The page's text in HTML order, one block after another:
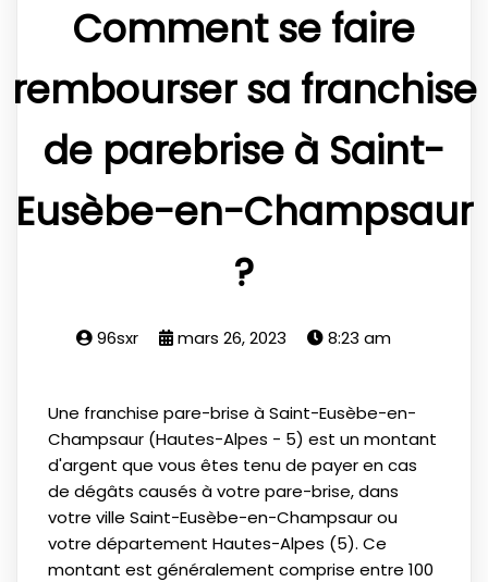
Comment se faire
rembourser sa franchise
de parebrise à Saint-
Eusèbe-en-Champsaur
?
96sxr mars 26, 2023 8:23 am
Une franchise pare-brise à Saint-Eusèbe-en-
Champsaur (Hautes-Alpes - 5) est un montant
d'argent que vous êtes tenu de payer en cas
de dégâts causés à votre pare-brise, dans
votre ville Saint-Eusèbe-en-Champsaur ou
votre département Hautes-Alpes (5). Ce
montant est généralement comprise entre 100